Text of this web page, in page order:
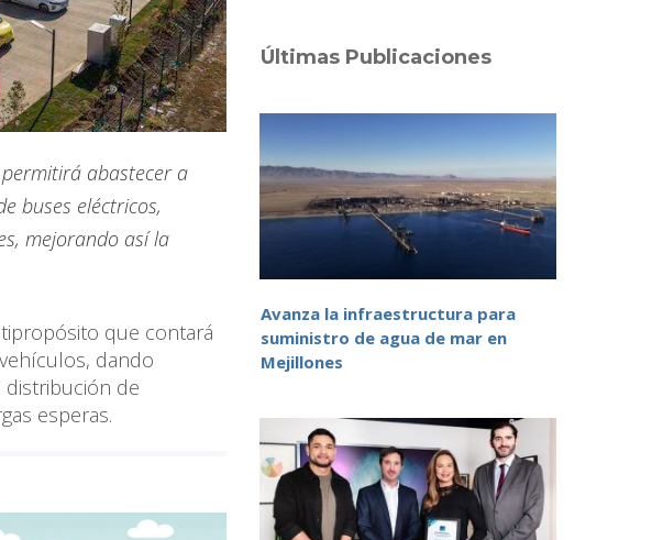
abastecer a
buses eléctricos,
mejorando así la
que contará
dando
distribución de
esperas.
Últimas Publicaciones
Avanza la infraestructura para
suministro de agua de mar en
Mejillones